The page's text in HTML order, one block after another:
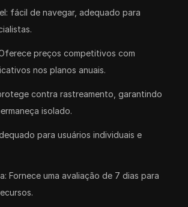
fácil de navegar, adequado para
preços competitivos com
nos planos anuais.
contra rastreamento, garantindo
isolado.
para usuários individuais e
Fornece uma avaliação de 7 dias para